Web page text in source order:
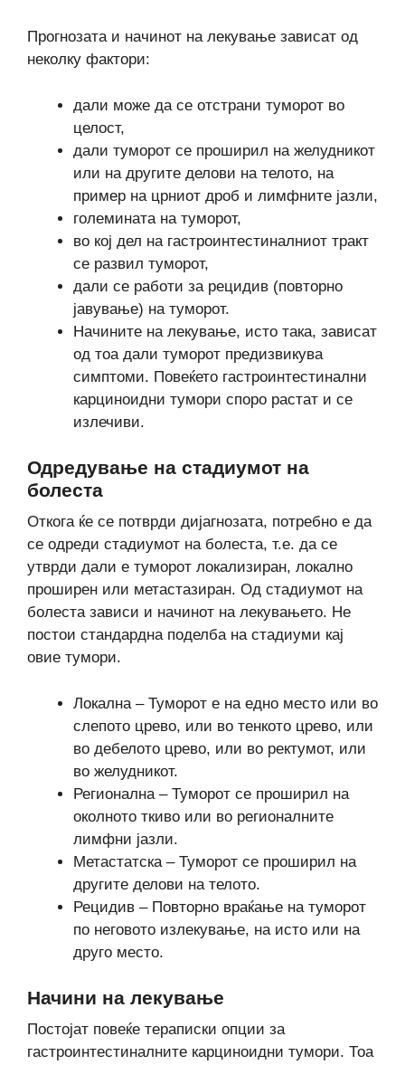
Прогнозата и начинот на лекување зависат од
неколку фактори:
дали може да се отстрани туморот во
целост,
дали туморот се проширил на желудникот
или на другите делови на телото, на
пример на црниот дроб и лимфните јазли,
големината на туморот,
во кој дел на гастроинтестиналниот тракт
се развил туморот,
дали се работи за рецидив (повторно
јавување) на туморот.
Начините на лекување, исто така, зависат
од тоа дали туморот предизвикува
симптоми. Повеќето гастроинтестинални
карциноидни тумори споро растат и се
излечиви.
Одредување на стадиумот на
болеста
Откога ќе се потврди дијагнозата, потребно е да
се одреди стадиумот на болеста, т.е. да се
утврди дали е туморот локализиран, локално
проширен или метастазиран. Од стадиумот на
болеста зависи и начинот на лекувањето. Не
постои стандардна поделба на стадиуми кај
овие тумори.
Локална – Туморот е на едно место или во
слепото црево, или во тенкото црево, или
во дебелото црево, или во ректумот, или
во желудникот.
Регионална – Туморот се проширил на
околното ткиво или во регионалните
лимфни јазли.
Метастатска – Туморот се проширил на
другите делови на телото.
Рецидив – Повторно враќање на туморот
по неговото излекување, на исто или на
друго место.
Начини на лекување
Постојат повеќе тераписки опции за
гастроинтестиналните карциноидни тумори. Тоа